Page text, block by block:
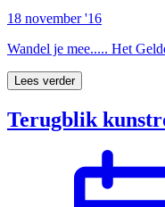
18 november '16
Wandel je mee..... Het
Lees verder
Terugblik